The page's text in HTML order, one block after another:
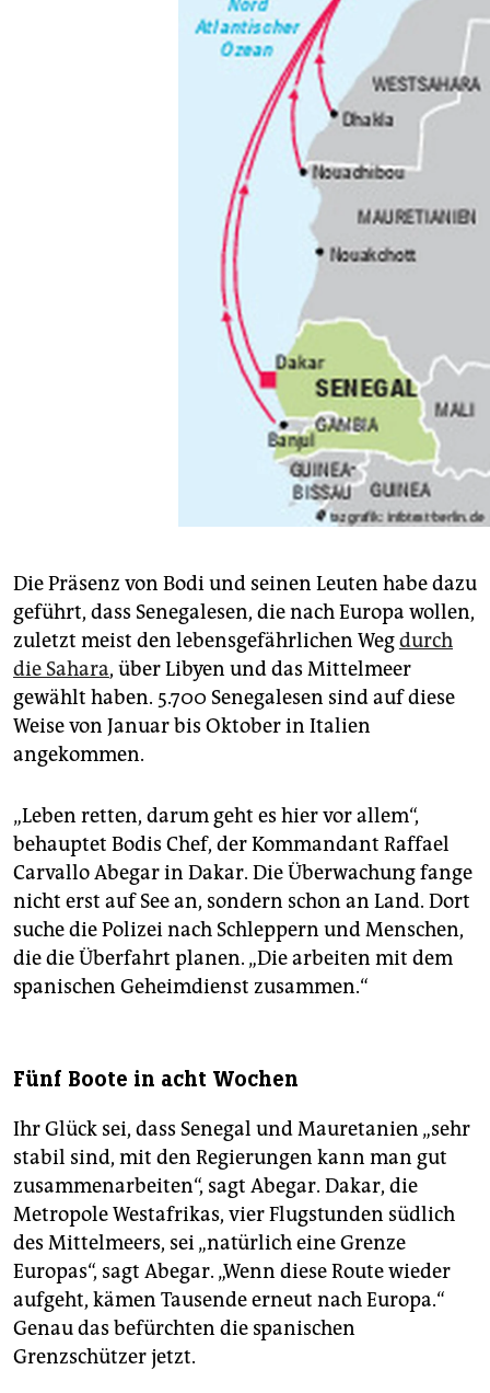
Die Präsenz von Bodi und seinen Leuten habe dazu
geführt, dass Senegalesen, die nach Europa wollen,
zuletzt meist den lebensgefährlichen Wegdurch
die Sahara, über Libyen und das Mittelmeer
gewählt haben. 5.700 Senegalesen sind auf diese
Weise von Januar bis Oktober in Italien
angekommen.
„Leben retten, darum geht es hier vor allem“,
behauptet Bodis Chef, der Kommandant Raffael
Carvallo Abegar in Dakar. Die Überwachung fange
nicht erst auf See an, sondern schon an Land. Dort
suche die Polizei nach Schleppern und Menschen,
die die Überfahrt planen. „Die arbeiten mit dem
spanischen Geheimdienst zusammen.“
Fünf Boote in acht Wochen
Ihr Glück sei, dass Senegal und Mauretanien „sehr
stabil sind, mit den Regierungen kann man gut
zusammenarbeiten“, sagt Abegar. Dakar, die
Metropole Westafrikas, vier Flugstunden südlich
des Mittelmeers, sei „natürlich eine Grenze
Europas“, sagt Abegar. „Wenn diese Route wieder
aufgeht, kämen Tausende erneut nach Europa.“
Genau das befürchten die spanischen
Grenzschützer jetzt.